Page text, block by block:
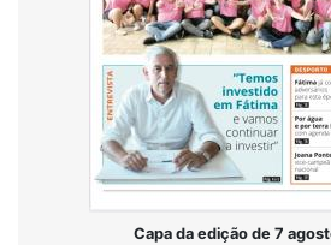
Capa da edição de 7